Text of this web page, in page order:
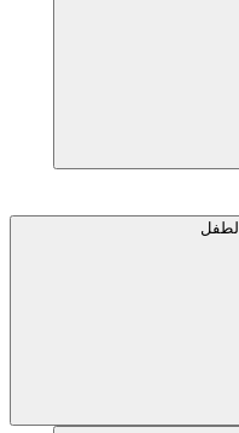
الطفل